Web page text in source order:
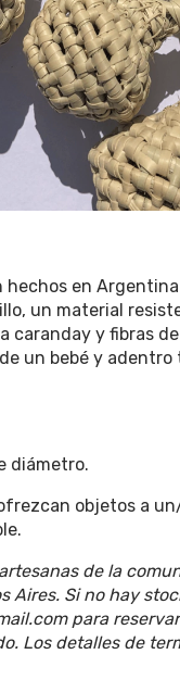
hechos en
un material
caranday y fibras
un bebé y
diámetro.
objetos a
de la
Aires. Si no hay
para
Los detalles de